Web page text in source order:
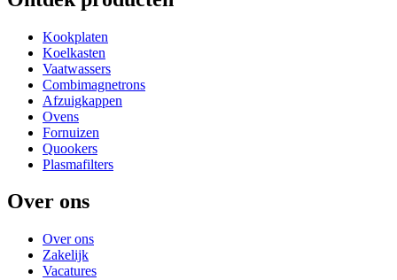
Kookplaten
Koelkasten
Vaatwassers
Combimagnetrons
Afzuigkappen
Ovens
Fornuizen
Quookers
Plasmafilters
Over ons
Over ons
Zakelijk
Vacatures